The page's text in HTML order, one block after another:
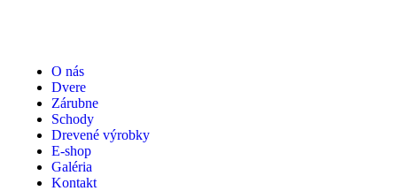
O nás
Dvere
Zárubne
Schody
Drevené výrobky
E-shop
Galéria
Kontakt